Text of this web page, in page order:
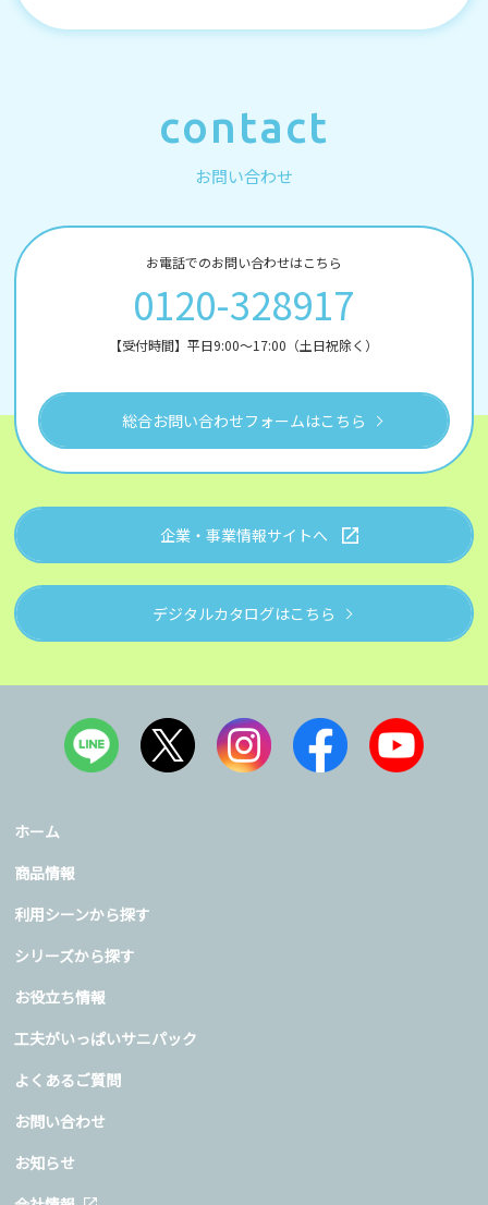
contact
お問い合わせ
お電話でのお問い合わせはこちら
0120-328917
【受付時間】平日9:00～17:00（土日祝除く）
総合お問い合わせフォームはこちら
企業・事業情報サイトへ
デジタルカタログはこちら
ホーム
商品情報
利用シーンから探す
シリーズから探す
お役立ち情報
工夫がいっぱいサニパック
よくあるご質問
お問い合わせ
お知らせ